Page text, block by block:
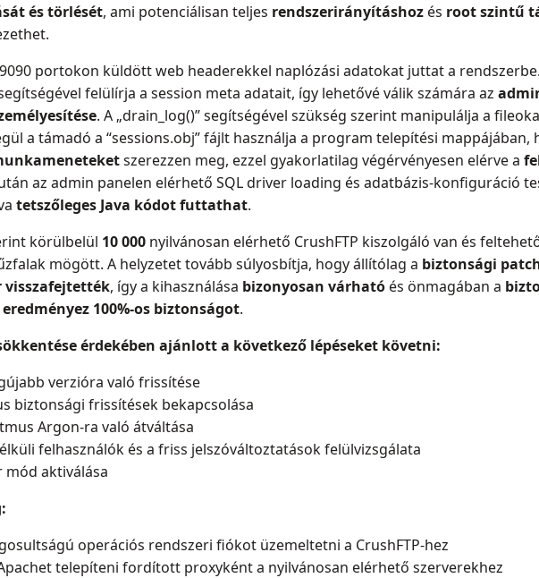
és törlését, ami potenciálisan teljes rendszerirányításhoz és root szintű
portokon küldött web headerekkel naplózási adatokat juttat a rendszerbe.
felülírja a session meta adatait, így lehetővé válik számára az
. A „drain_log()” segítségével szükség szerint manipulálja a
a támadó a “sessions.obj” fájlt használja a program telepítési mappájában,
szerezzen meg, ezzel gyakorlatilag végérvényesen elérve a
az admin panelen elérhető SQL driver loading és adatbázis-konfiguráció
tetszőleges Java kódot futtathat.
körülbelül 10 000 nyilvánosan elérhető CrushFTP kiszolgáló van és
mögött. A helyzetet tovább súlyosbítja, hogy állítólag a biztonsági
, így a kihasználása bizonyosan várható és önmagában a
100%-os biztonságot.
érdekében ajánlott a következő lépéseket követni:
verzióra való frissítése
biztonsági frissítések bekapcsolása
Argon-ra való átváltása
felhasználók és a friss jelszóváltoztatások felülvizsgálata
mód aktiválása
operációs rendszeri fiókot üzemeltetni a CrushFTP-hez
telepíteni fordított proxyként a nyilvánosan elérhető szerverekhez